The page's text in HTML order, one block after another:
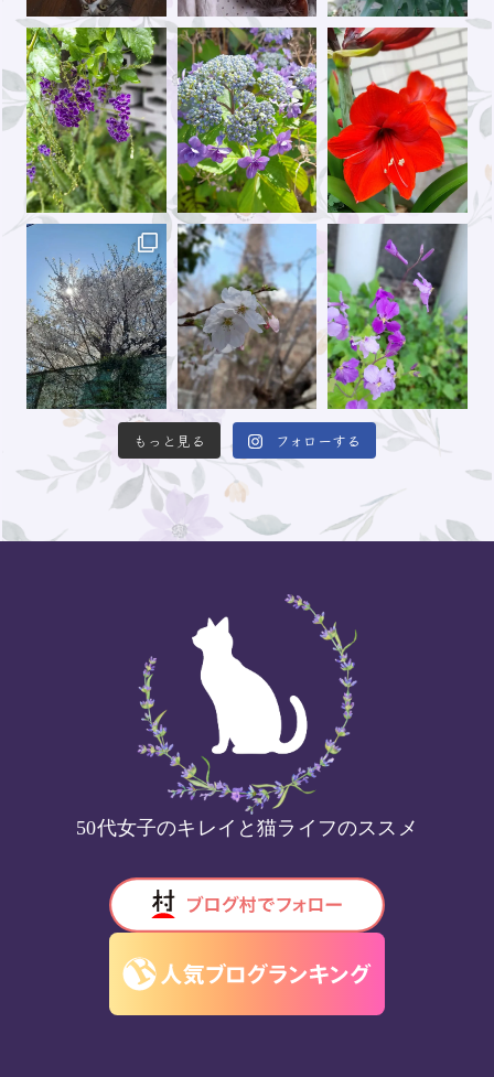
もっと見る フォローする
50代女子のキレイと猫ライフのススメ